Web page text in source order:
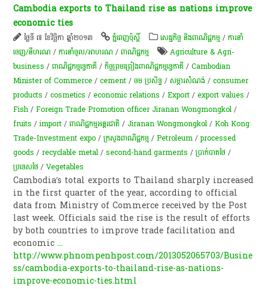
Cambodia exports to Thailand rise as nations improve
economic ties
ថ្ងៃទី ៧ ខែវិច្ឆិកា ឆ្នាំ២០១៣ ភ្នំពេញប៉ុស្តិ៍ សេដ្ឋកិច្ច និងពាណិជ្ជកម្ម /ការនាំ
ចេញ/នីហរណ /ការនាំចូល/អាហរណ /ពាណិជ្ជកម្ម
Agriculture & Agri-
business /ពាណិជ្ជកម្ម​ទ្វេ​ភាគី​ /កិច្ចព្រមព្រៀងពាណិជ្ជកម្ម​ទ្វេ​ភាគី​ /Cambodian
Minister of Commerce /cement /ចម ប្រសិទ្ធ/សម្ភារ​​សំណង់​ /consumer
products /cosmetics / economic relations /Export / export values /
Fish /Foreign Trade Promotion officer Jiranan Wongmongkol /
fruits /import /ពាណិជ្ជកម្ម​អន្តរជាតិ /Jiranan Wongmongkol /Koh Kong
Trade-Investment expo /ក្រសួងពាណិជ្ជកម្ម /Petroleum /processed
goods /recyclable metal /second-hand garments /ប្រាក់បាតថៃ /
ប្រទេសថៃ /Vegetables
Cambodia’s total exports to Thailand sharply increased
in the first quarter of the year, according to official
data from Ministry of Commerce received by the Post
last week. Officials said the rise is the result of efforts
by both countries to improve trade facilitation and
economic...
http://www.phnompenhpost.com/2013052065703/Busine
ss/cambodia-exports-to-thailand-rise-as-nations-
improve-economic-ties.html